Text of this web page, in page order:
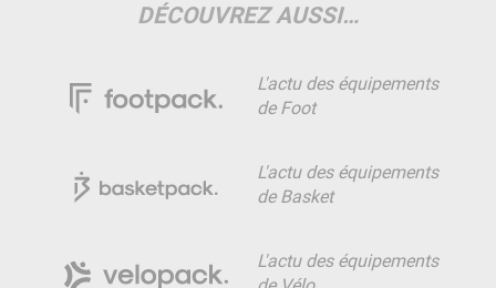
DÉCOUVREZ AUSSI…
L'actu des équipements
de Foot
L'actu des équipements
de Basket
L'actu des équipements